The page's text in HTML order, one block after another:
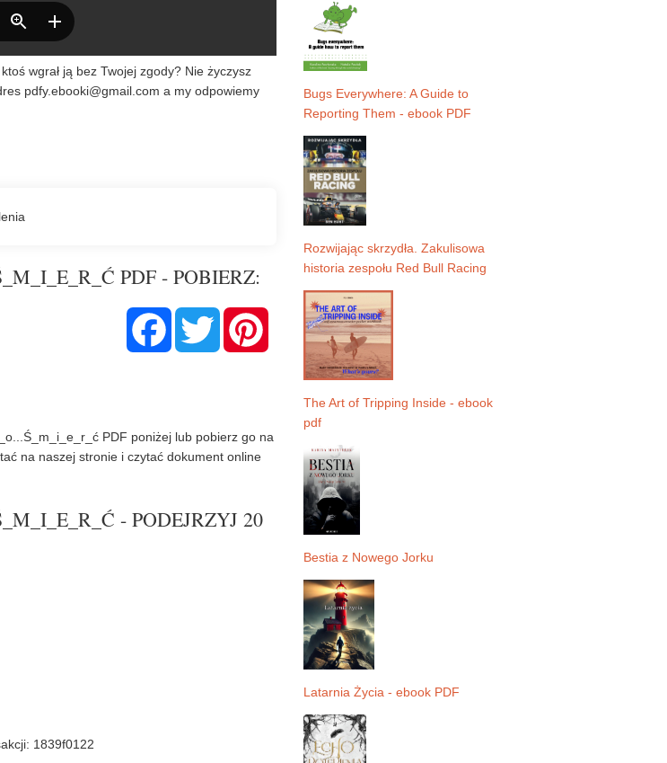
wgrał ją bez Twojej zgody? Nie życzysz
pdfy.ebooki@gmail.com a my odpowiemy
PDF - POBIERZ:
F
T
w
PDF poniżej lub pobierz go na
na naszej stronie i czytać dokument online
- PODEJRZYJ 20
Bugs Everywhere: A Guide to
Reporting Them - ebook PDF
Rozwijając skrzydła. Zakulisowa
historia zespołu Red Bull Racing
The Art of Tripping Inside - ebook
pdf
Bestia z Nowego Jorku
Latarnia Życia - ebook PDF